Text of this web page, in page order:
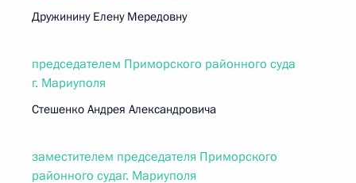
Дружинину Елену Мередовну
председателем Приморского районного суда
г. Мариуполя
Стешенко Андрея Александровича
заместителем председателя Приморского
районного судаг. Мариуполя